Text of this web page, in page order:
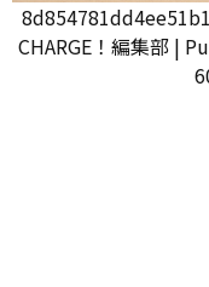
CHARGE！編集部 |